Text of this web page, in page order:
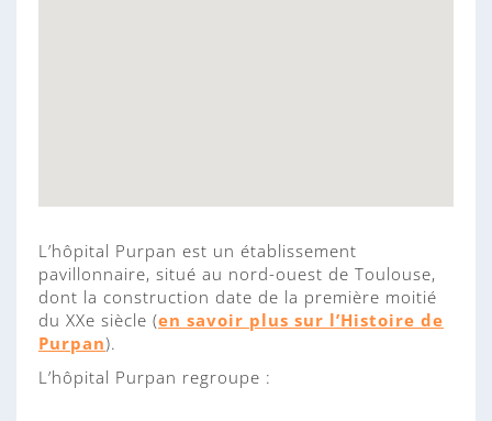
L’hôpital Purpan est un établissement
pavillonnaire, situé au nord-ouest de Toulouse,
dont la construction date de la première moitié
du XXe siècle (en savoir plus sur l’Histoire de
Purpan).
L’hôpital Purpan regroupe :